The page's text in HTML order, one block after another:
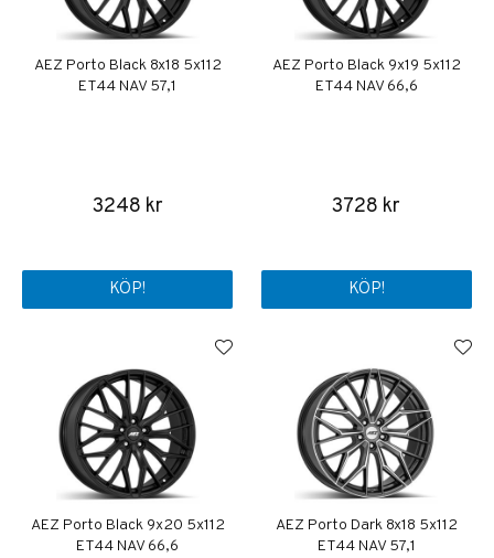
AEZ Porto Black 8x18 5x112
ET44 NAV 57,1
3248 kr
KÖP!
AEZ Porto Black 9x19 5x112
ET44 NAV 66,6
3728 kr
KÖP!
AEZ Porto Black 9x20 5x112
ET44 NAV 66,6
AEZ Porto Dark 8x18 5x112
ET44 NAV 57,1